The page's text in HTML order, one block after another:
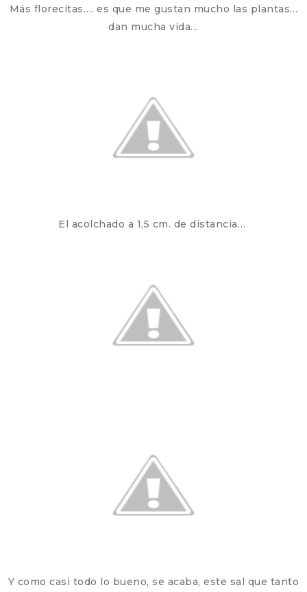
Más florecitas…. es que me gustan mucho las plantas…
dan mucha vida…
El acolchado a 1,5 cm. de distancia…
Y como casi todo lo bueno, se acaba, este sal que tanto